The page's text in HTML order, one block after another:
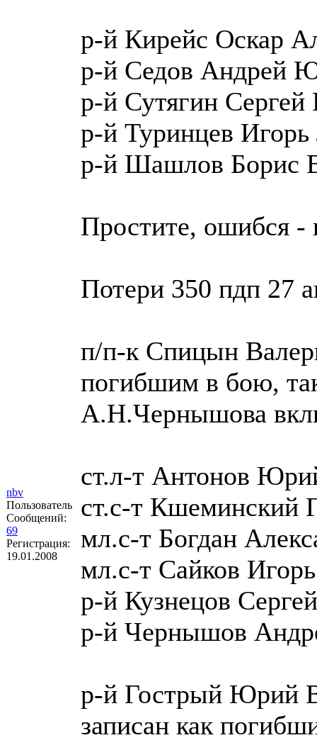
nbv
Пользователь
Сообщений:
69
Регистрация:
19.01.2008
р-й Кирейс Оскар
р-й Седов Андрей
р-й Сутягин
р-й Туринцев
р-й Шашлов Борис
Простите, ошибся -
Потери 350 пдп 27
п/п-к Спицын
погибшим в бою,
А.Н.Чернышова
ст.л-т Антонов
ст.с-т Кшеминский
мл.с-т Богдан
мл.с-т Сайков
р-й Кузнецов
р-й Чернышов
р-й Гострый Юрий
записан как